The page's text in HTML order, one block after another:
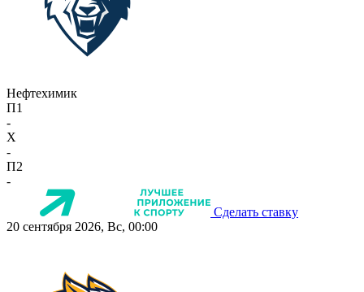
Нефтехимик
П1
-
X
-
П2
-
Сделать ставку
20 сентября 2026, Вс, 00:00